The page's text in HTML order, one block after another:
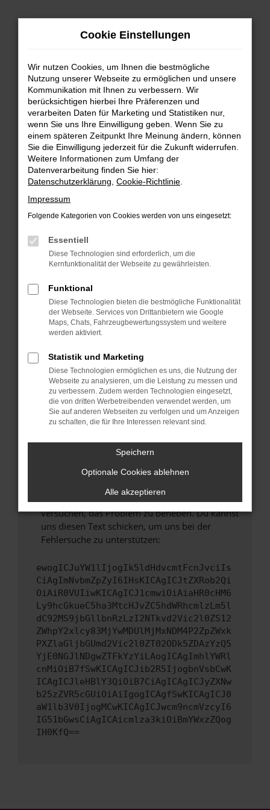
Zum
FEHLER: NETWORK ERROR
Beim Laden ist ein Fehler aufgetreten.
Hier sind ein paar Tipps, die dir helfen können:
Überprüfe deine Firewall und deine
Internetverbindung.
Laden andere Webseiten, zum Beispiel deine
Manche Erweiterungen, wie Werbeblocker,
verhindern. Funktioniert die Seite in einem
anderen Browser oder in einem privaten
Fenster?
Starte dein Gerät neu.
Probleme zu beheben.
Stelle sicher, dass dein Browser und dein
Betriebssystem auf dem neuesten Stand
sind.
Veraltete Software birgt nicht nur ein
Sicherheitsrisiko, sondern kann auch dazu
führen, dass bestimmte Funktionen nicht mehr
unterstützt werden.
Wende dich an den Webseitenbetreiber.
Wenn du alle oben genannten Schritte versucht
hast, kontaktiere uns bitte. Wir werden
versuchen, das Problem zu beheben. Du kannst
uns diesen Text schicken, um uns bei der
Fehlersuche zu unterstützen:
ewogICJuYW1lIjogIk5ldHdvcmtFcnJvciIs
CiAgImNvbmZpZyI6IHsKICAgICJtZXRob2Qi
OiAiR0VUIiwKICAgICJ1cmwiOiAiaHR0cHM6
Ly9hcGkueC5ha3MtcHJvZC5hdWRhcmlzLm5l
dC92MS9jbGllbnRzLzI2NTkvd2Vic2l0ZS12
ZWhpY2xlcy83MjYwMDUlMjMxNDM4P2ZpZWxk
PXZlaGljbGUmd2Vic2l0ZT02ODk5ZDAzYzQ5
YjE0NGJlNDgwZTFkYzYiLAogICAgImhlYWRl
cnMiOiB7fSwKICAgICJib2R5IjogbnVsbCwK
ICAgICJleHBlY3QiOiB7CiAgICAgICJyZXNw
b25zZVR5cGUiOiAiIgogICAgfSwKICAgICJ0
aW1lb3V0IjogMCwKICAgICJwcm9ncmVzcyI6
IG51bGwsCiAgICAicmlza3kiOiBmYWxzZQog
IH0KfQ==
Cookie Einstellungen
Wir nutzen Cookies, um Ihnen die bestmögliche
Nutzung unserer Webseite zu ermöglichen und unsere
Kommunikation mit Ihnen zu verbessern. Wir
berücksichtigen hierbei Ihre Präferenzen und
verarbeiten Daten für Marketing und Statistiken nur,
wenn Sie uns Ihre Einwilligung geben. Wenn Sie zu
einem späteren Zeitpunkt Ihre Meinung ändern, können
Sie die Einwilligung jederzeit für die Zukunft widerrufen.
Weitere Informationen zum Umfang der
Datenverarbeitung finden Sie hier:
Datenschutzerklärung Cookie-Richtlinie
Impressum
Folgende Kategorien von Cookies werden von uns eingesetzt:
Essentiell
Diese Technologien sind erforderlich, um die
Kernfunktionalität der Webseite zu gewährleisten.
Funktional
Diese Technologien bieten die bestmögliche Funktionalität
der Webseite. Services von Drittanbietern wie Google
Maps, Chats, Fahrzeugbewertungssystem und weitere
werden aktiviert.
Statistik und Marketing
Diese Technologien ermöglichen es uns, die Nutzung der
Webseite zu analysieren, um die Leistung zu messen und
zu verbessern. Zudem werden Technologien eingesetzt,
die von dritten Werbetreibenden verwendet werden, um
Sie auf anderen Webseiten zu verfolgen und um Anzeigen
zu schalten, die für Ihre Interessen relevant sind.
Speichern
Optionale Cookies ablehnen
Alle akzeptieren